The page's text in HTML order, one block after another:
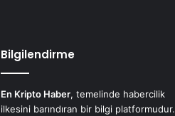
Bilgilendirme
En Kripto Haber, temelinde habercilik
ilkesini barındıran bir bilgi platformudur.